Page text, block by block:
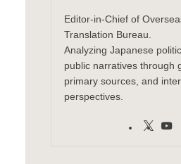
Editor-in-Chief of
Translation Bureau.
Analyzing Japanese
public narratives through
primary sources, and
perspectives.